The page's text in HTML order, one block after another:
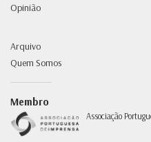
Opinião
Arquivo
Quem Somos
Membro
Associação